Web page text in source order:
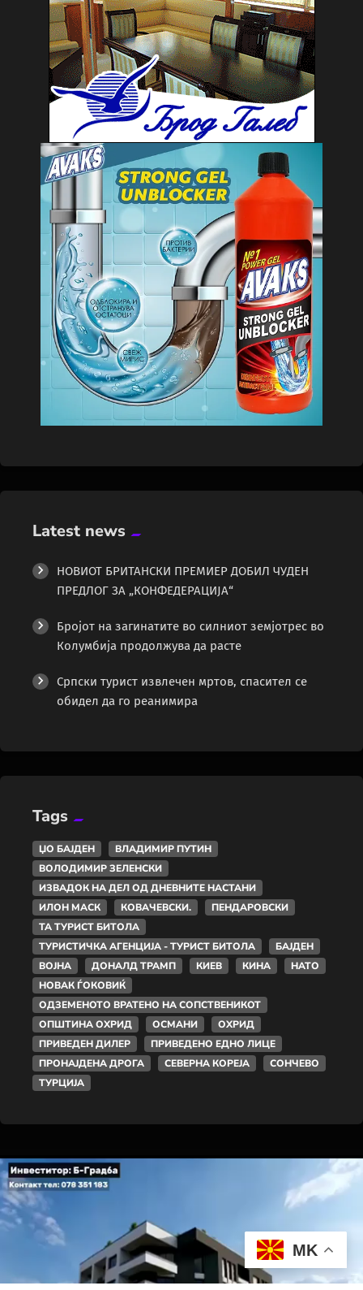
Latest news
НОВИОТ БРИТАНСКИ ПРЕМИЕР ДОБИЛ ЧУДЕН
ПРЕДЛОГ ЗА „КОНФЕДЕРАЦИЈА“
Бројот на загинатите во силниот земјотрес во
Колумбија продолжува да расте
Српски турист извлечен мртов, спасител се
обидел да го реанимира
Tags
ЏО БАЈДЕН
ВЛАДИМИР ПУТИН
ВОЛОДИМИР ЗЕЛЕНСКИ
ИЗВАДОК НА ДЕЛ ОД ДНЕВНИТЕ НАСТАНИ
ИЛОН МАСК
КОВАЧЕВСКИ.
ПЕНДАРОВСКИ
ТА ТУРИСТ БИТОЛА
ТУРИСТИЧКА АГЕНЦИЈА - ТУРИСТ БИТОЛА
БАЈДЕН
ВОЈНА
ДОНАЛД ТРАМП КИЕВ КИНА
НАТО
НОВАК ЃОКОВИЌ
ОДЗЕМЕНОТО ВРАТЕНО НА СОПСТВЕНИКОТ
ОПШТИНА ОХРИД
ОСМАНИ
ОХРИД
ПРИВЕДЕН ДИЛЕР
ПРИВЕДЕНО ЕДНО ЛИЦЕ
ПРОНАЈДЕНА ДРОГА
СЕВЕРНА КОРЕЈА
СОНЧЕВО
ТУРЦИЈА
MK